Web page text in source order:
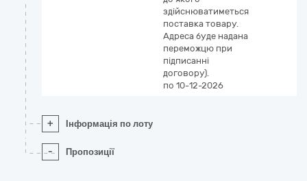
здійснюватиметься
поставка товару.
Адреса буде надана
переможцю при
підписанні
договору).
по 10-12-2026
+ Інформація по лоту
- Пропозиції